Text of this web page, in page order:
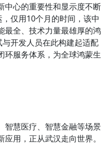
中心的重要性和显示度不断
仅用10个月的时间，该中
最全、技术力量最雄厚的鸿
开发人员在此构建起适配
环服务体系，为全球鸿蒙生
智慧医疗、智慧金融等场景
用，正从武汉走向世界。